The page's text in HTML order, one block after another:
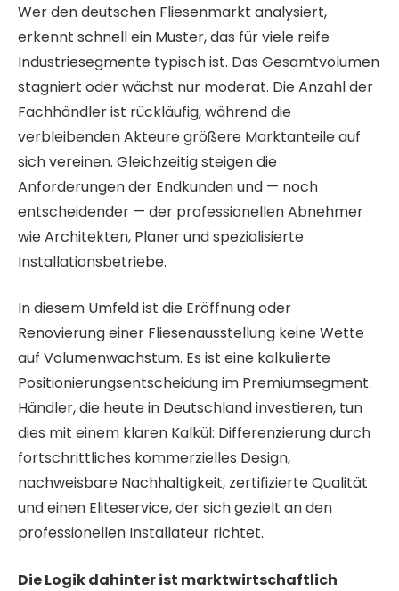
Wer den deutschen Fliesenmarkt analysiert,
erkennt schnell ein Muster, das für viele reife
Industriesegmente typisch ist. Das Gesamtvolumen
stagniert oder wächst nur moderat. Die Anzahl der
Fachhändler ist rückläufig, während die
verbleibenden Akteure größere Marktanteile auf
sich vereinen. Gleichzeitig steigen die
Anforderungen der Endkunden und — noch
entscheidender — der professionellen Abnehmer
wie Architekten, Planer und spezialisierte
Installationsbetriebe.
In diesem Umfeld ist die Eröffnung oder
Renovierung einer Fliesenausstellung keine Wette
auf Volumenwachstum. Es ist eine kalkulierte
Positionierungsentscheidung im Premiumsegment.
Händler, die heute in Deutschland investieren, tun
dies mit einem klaren Kalkül: Differenzierung durch
fortschrittliches kommerzielles Design,
nachweisbare Nachhaltigkeit, zertifizierte Qualität
und einen Eliteservice, der sich gezielt an den
professionellen Installateur richtet.
Die Logik dahinter ist marktwirtschaftlich